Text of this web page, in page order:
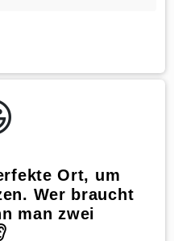
Ort, um
Wer braucht
man zwei